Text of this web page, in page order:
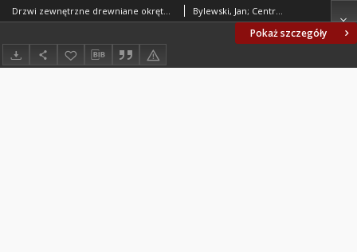
Pokaż szczegóły
Drzwi zewnętrzne drewniane okrętowe BN-78/3712-09 Bylewski, Jan; Centrum Techniki Okrętowej w Gdańsku. Oprac.; Lubuskie Zakłady Okrętowe LUBMOR. Oprac.